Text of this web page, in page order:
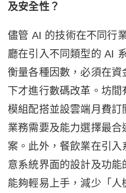
及安全性？
儘管 AI 的技術在不同行
廳在引入不同類型的 AI
衡量各種因數，必須在
下才進行數碼改革。坊間
模組配搭並設雲端月費
業務需要及能力選擇最合
案。此外，餐飲業在引
意系統界面的設計及功
能夠輕易上手，減少 「 人